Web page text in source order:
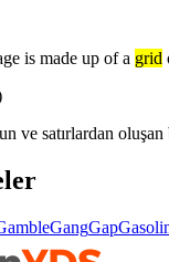
is made up of a grid
ve satırlardan oluşan
GangGap